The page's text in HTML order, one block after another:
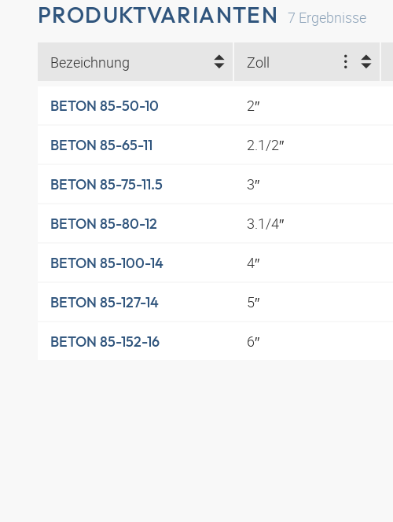
PRODUKTVARIANTEN 7 Ergebnisse
Bezeichnung Zoll
BETON 85-50-10 2″
BETON 85-65-11 2.1/2″
BETON 85-75-11.5 3″
BETON 85-80-12 3.1/4″
BETON 85-100-14 4″
BETON 85-127-14 5″
BETON 85-152-16 6″